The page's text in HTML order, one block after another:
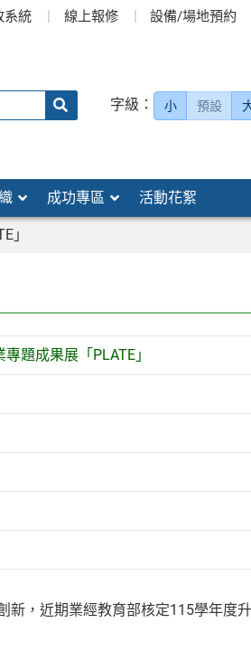
系統 線上報修 設備/場地預約
字級： 小 預設
成功專區 活動花絮
」
題成果展「PLATE」
新，近期業經教育部核定115學年度